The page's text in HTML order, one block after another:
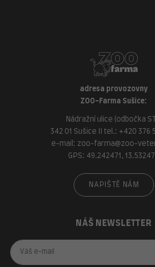
adresa provozovny
ZOO-Farma Sušice:
Nádražní ulice (odbočka
342 01 Sušice II tel.: +420 376
e-mail: zoo-farma@zoo-
GPS: 49.242471,
NAPIŠTĚ NÁM
NÁŠ NEWSLETTER